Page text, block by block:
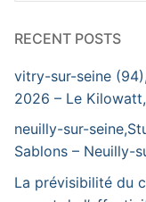
RECENT POSTS
vitry-sur-seine
2026 – Le
neuilly-sur-
Sablons – Neuilly-
La prévisibilité du